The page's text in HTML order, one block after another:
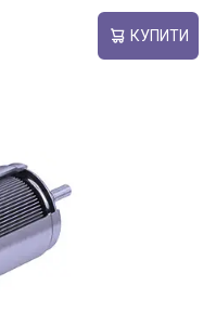
КУПИТИ